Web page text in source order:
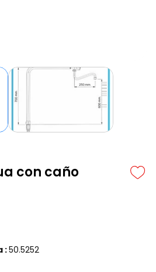
con caño
:50.5252